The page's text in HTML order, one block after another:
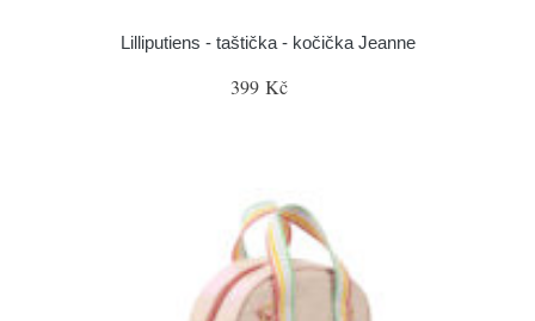
Lilliputiens - taštička - kočička Jeanne
399 Kč